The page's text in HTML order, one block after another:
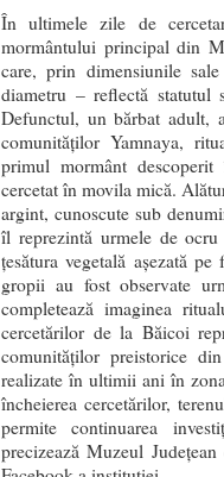
În ultimele zile de
mormântului principal din
care, prin dimensiunile
diametru – reflectă statutul
Defunctul, un bărbat adult,
comunităților Yamnaya,
primul mormânt
cercetat în movila mică.
argint, cunoscute sub
îl reprezintă urmele de
țesătura vegetală așezată
gropii au fost observate
completează imaginea
cercetărilor de la Băicoi
comunităților preistorice
realizate în ultimii ani în
încheierea cercetărilor,
permite continuarea
precizează Muzeul